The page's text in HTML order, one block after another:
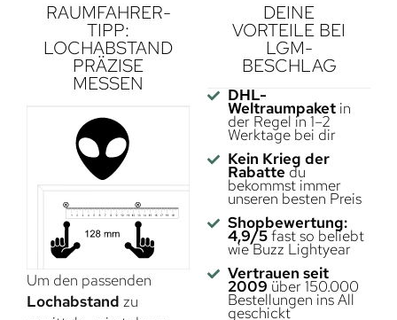
RAUMFAHRER-
TIPP:
LOCHABSTAND
PRÄZISE
MESSEN
Um den passenden
Lochabstand zu
DEINE
VORTEILE BEI
LGM-
BESCHLAG
DHL-
Weltraumpaketin
der Regel in 1–2
Werktage bei dir
Kein Krieg der
Rabatte du
bekommst immer
unseren besten Preis
Shopbewertung:
4,9/5fast so beliebt
wie Buzz Lightyear
Vertrauen seit
2009 über 150.000
Bestellungen ins All
geschickt